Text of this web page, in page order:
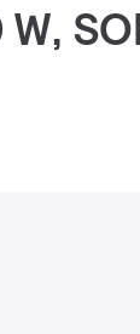
W,